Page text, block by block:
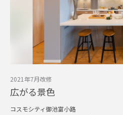
2021年7月改修
広がる景色
コスモシティ御池富小路